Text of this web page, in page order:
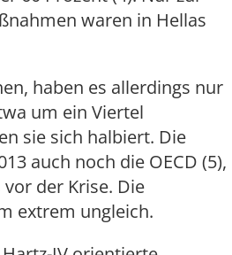
waren in Hellas
haben es allerdings nur
um ein Viertel
sie sich halbiert. Die
auch noch die OECD (5),
der Krise. Die
extrem ungleich.